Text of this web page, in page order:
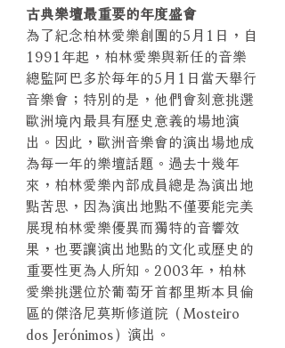
古典樂壇最重要的年度盛會
為了紀念柏林愛樂創團的5月1日，自
1991年起，柏林愛樂與新任的音樂
總監阿巴多於每年的5月1日當天舉行
音樂會；特別的是，他們會刻意挑選
歐洲境內最具有歷史意義的場地演
出。因此，歐洲音樂會的演出場地成
為每一年的樂壇話題。過去十幾年
來，柏林愛樂內部成員總是為演出地
點苦思，因為演出地點不僅要能完美
展現柏林愛樂優異而獨特的音響效
果，也要讓演出地點的文化或歷史的
重要性更為人所知。2003年，柏林
愛樂挑選位於葡萄牙首都里斯本貝倫
區的傑洛尼莫斯修道院（Mosteiro
dos Jerónimos）演出。